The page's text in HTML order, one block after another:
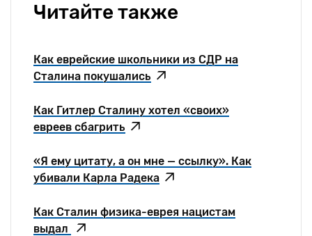
Читайте также
Как еврейские школьники из СДР на
Сталина покушались
Как Гитлер Сталину хотел «своих»
евреев сбагрить
«Я ему цитату, а он мне — ссылку». Как
убивали Карла Радека
Как Сталин физика-еврея нацистам
выдал